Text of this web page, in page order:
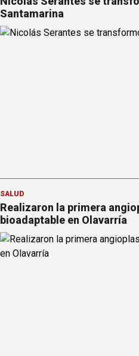
Santamarina
SALUD
Realizaron la primera
bioadaptable en Olavarría